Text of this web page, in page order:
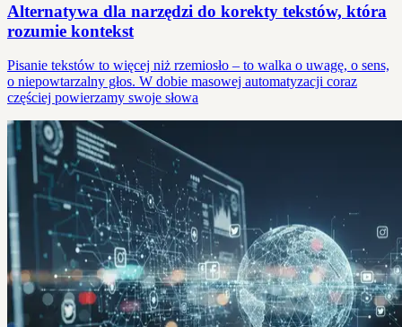
Alternatywa dla narzędzi do korekty tekstów, która
rozumie kontekst
Pisanie tekstów to więcej niż rzemiosło – to walka o uwagę, o sens,
o niepowtarzalny głos. W dobie masowej automatyzacji coraz
częściej powierzamy swoje słowa